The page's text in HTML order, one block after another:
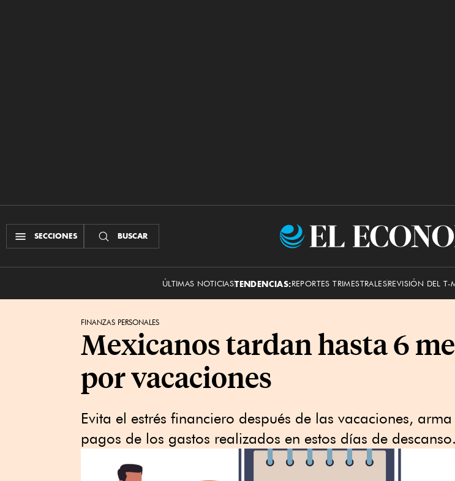
SECCIONES BUSCAR
El
ÚLTIMAS NOTICIASTENDENCIAS:REPORTES TRIMESTRALESREVISIÓN DEL T-
FINANZAS PERSONALES
Mexicanos tardan hasta 6
por vacaciones
Evita el estrés financiero después de las vacaciones,
pagos de los gastos realizados en estos días de descanso.